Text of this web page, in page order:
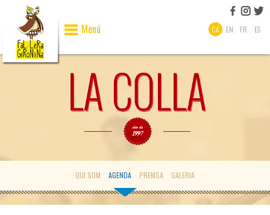
CA EN FR ES
Menú
QUI SOM AGENDA PREMSA GALERIA